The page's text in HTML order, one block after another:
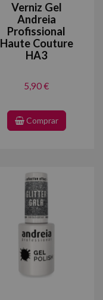
Verniz Gel
Andreia
Profissional
Haute Couture
HA3
5,90 €
Comprar